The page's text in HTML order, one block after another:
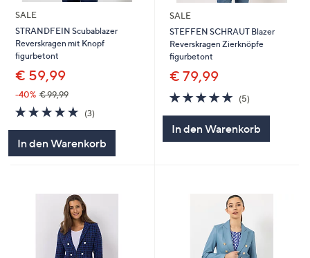
SALE
STRANDFEIN Scubablazer
Reverskragen mit Knopf
figurbetont
€ 59,99
-40% € 99,99
5.0
von
(3)3
In den Warenkorb
SALE
STEFFEN SCHRAUT Blazer
Reverskragen Zierknöpfe
figurbetont
€ 79,99
5.0
von
(5)5
In den Warenkorb